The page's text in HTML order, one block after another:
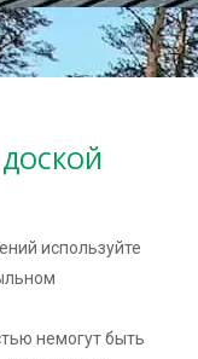
ДОСКОЙ
используйте
немогут быть